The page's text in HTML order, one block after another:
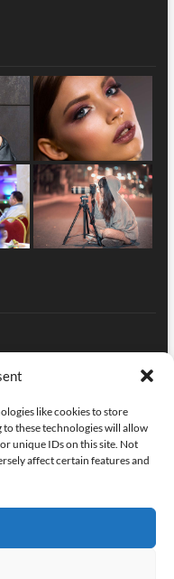
like cookies to store
these technologies will allow
unique IDs on this site. Not
affect certain features and
impresszum kapcsolat